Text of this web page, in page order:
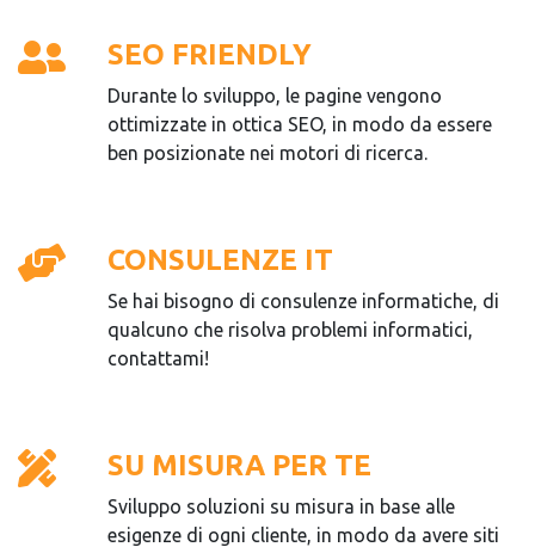
SEO FRIENDLY
Durante lo sviluppo, le pagine vengono
ottimizzate in ottica SEO, in modo da essere
ben posizionate nei motori di ricerca.
CONSULENZE IT
Se hai bisogno di consulenze informatiche, di
qualcuno che risolva problemi informatici,
contattami!
SU MISURA PER TE
Sviluppo soluzioni su misura in base alle
esigenze di ogni cliente, in modo da avere siti